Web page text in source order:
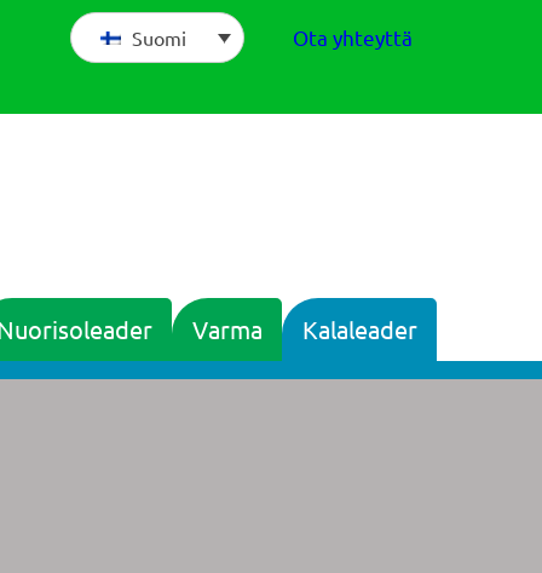
Ota yhteyttä
Suomi
Varma Kalaleader